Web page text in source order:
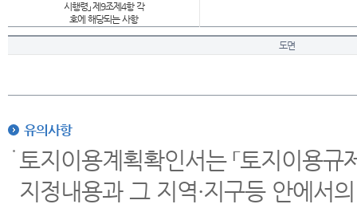
시행령」 제9조제4항 각
호에 해당되는 사항
도면
유의사항
토지이용계획확인서는 「토지이용
지정내용과 그 지역·지구등 안에서